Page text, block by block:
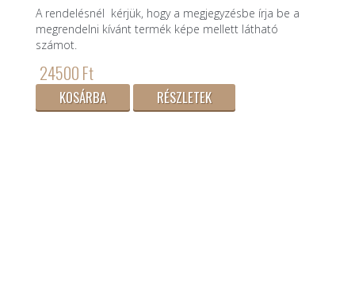
A rendelésnél kérjük, hogy a megjegyzésbe írja be a
megrendelni kívánt termék képe mellett látható
számot.
24500 Ft
KOSÁRBA RÉSZLETEK